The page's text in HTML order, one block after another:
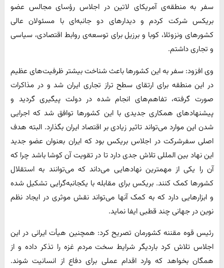
سفر به منطقه‌ی آمریکای لاتین در اجلاس رؤسای مجالس عضو
بریکس شرکت کردم و دیدار‌های دو جانبه‌ای با مسئولان عالی
کشور‌های ونزوئلا، کوبا و برزیل برای توسعه‌ی روابط اقتصادی، سیاسی
و تجاری داشتم.
وی افزود: سفر به این کشور‌ها باعث شناخت بیشتر ظرفیت‌های عظیم
در این منطقه برای ارتقای سطح تراز تجاری ایران شد و در مذاکرات
صورت گرفته، تفاهم‌های انجام شده در دولت پیگیری گردید و
پیشنهاد‌های همکاری جدیدی با این کشور‌ها توافق شد که اجرایی
شدن این موارد می‌تواند تاثیر زیادی بر اقتصاد ایران بگذارد. البته هدف
اصلی سفرشرکت در اجلاس بریکس بود که ایران بعنوان عضو جدید
این نهاد بین المللی تلاش جدی دارد تا در تقویت آن کوشا باشد چرا که
آن را یکی از مهمترین نهاد‌هایی می‌داند که می‌توانند به استقلال
کشور‌ها کمک کنند. بریکس برای مقابله با یکجانبه‌گرایی تشکیل شده
و ابزار‌هایی دارد که به کمک آنها می‌تواند نقش موثری در ایجاد نظم
نوین در جهانی چند قطبی ایفا نماید.
رئیس قوه مقننه کشورمان تصریح کرد: همچنین هیأت ایرانی در این
اجلاس تلاش کرد باردیگر شرایط سخت مردم غزه را تذکر داده و از
همگان بخواهد که وارد اقدام عملی برای دفاع از انسانیت شوند.